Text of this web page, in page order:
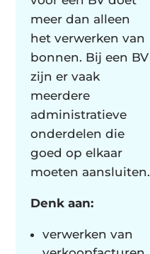
meer dan alleen
het verwerken van
bonnen. Bij een BV
zijn er vaak
meerdere
administratieve
onderdelen die
goed op elkaar
moeten aansluiten.
Denk aan:
verwerken van